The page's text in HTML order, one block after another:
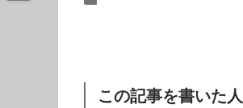
この記事を書いた人